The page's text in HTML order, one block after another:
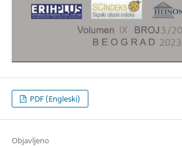
PDF (Engleski)
Objavljeno